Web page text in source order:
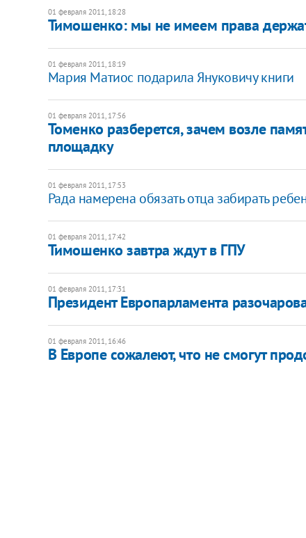
01 февраля 2011, 18:28
Тимошенко: мы не имеем права
01 февраля 2011, 18:19
Мария Матиос подарила Януковичу книги
01 февраля 2011, 17:56
Томенко разберется, зачем возле
площадку
01 февраля 2011, 17:53
Рада намерена обязать отца забирать
01 февраля 2011, 17:42
Тимошенко завтра ждут в ГПУ
01 февраля 2011, 17:31
Президент Европарламента
01 февраля 2011, 16:46
В Европе сожалеют, что не смогут